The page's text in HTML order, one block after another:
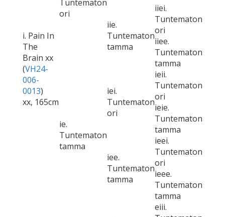
i. Pain In
The
Brain xx
(VH24-
006-
0013)
xx, 165cm
Tuntematon
ori
iie.
Tuntematon
tamma
iiei.
Tuntematon
ori
iiee.
Tuntematon
tamma
ie.
Tuntematon
tamma
iei.
Tuntematon
ori
ieii.
Tuntematon
ori
ieie.
Tuntematon
tamma
iee.
Tuntematon
tamma
ieei.
Tuntematon
ori
ieee.
Tuntematon
tamma
eiii.